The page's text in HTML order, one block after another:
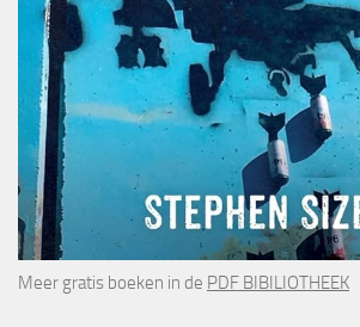
Meer gratis boeken in de PDF BIBILIOTHEEK